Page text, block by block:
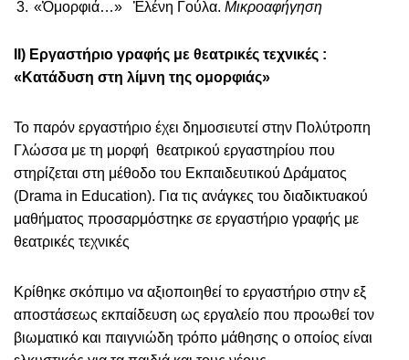
«Ὀμορφιά…» Ἑλένη Γούλα. Μικροαφήγηση
ΙΙ) Εργαστήριο γραφής με θεατρικές τεχνικές :
«Κατάδυση στη λίμνη της ομορφιάς»
Το παρόν εργαστήριο έχει δημοσιευτεί στην Πολύτροπη
Γλώσσα με τη μορφή θεατρικού εργαστηρίου που
στηρίζεται στη μέθοδο του Εκπαιδευτικού Δράματος
(Drama in Education). Για τις ανάγκες του διαδικτυακού
μαθήματος προσαρμόστηκε σε εργαστήριο γραφής με
θεατρικές τεχνικές
Κρίθηκε σκόπιμο να αξιοποιηθεί το εργαστήριο στην εξ
αποστάσεως εκπαίδευση ως εργαλείο που προωθεί τον
βιωματικό και παιγνιώδη τρόπο μάθησης ο οποίος είναι